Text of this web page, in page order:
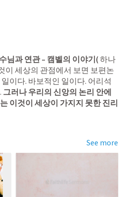
님과 연관 – 캠벨의 이야기( 하나
이 세상의 관점에서 보면 보편논
이다. 바보적인 일이다. 어리석
그러나 우리의 신앙의 논리 안에
이것이 세상이 가지지 못한 진리
See more